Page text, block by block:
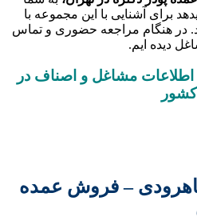
با این مجموعه با
حضوری و تماس
مشاغل و اصناف در
فروش عمده